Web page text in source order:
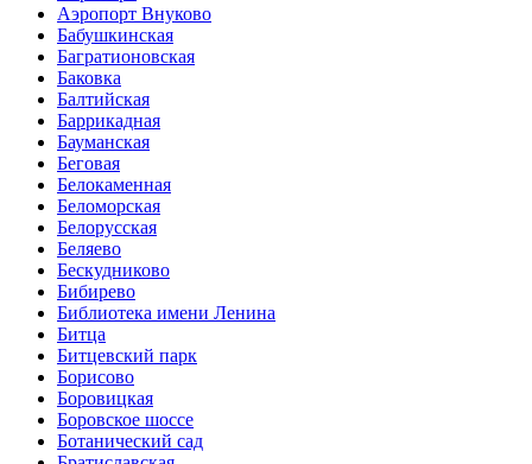
Аэропорт Внуково
Бабушкинская
Багратионовская
Баковка
Балтийская
Баррикадная
Бауманская
Беговая
Белокаменная
Беломорская
Белорусская
Беляево
Бескудниково
Бибирево
Библиотека имени Ленина
Битца
Битцевский парк
Борисово
Боровицкая
Боровское шоссе
Ботанический сад